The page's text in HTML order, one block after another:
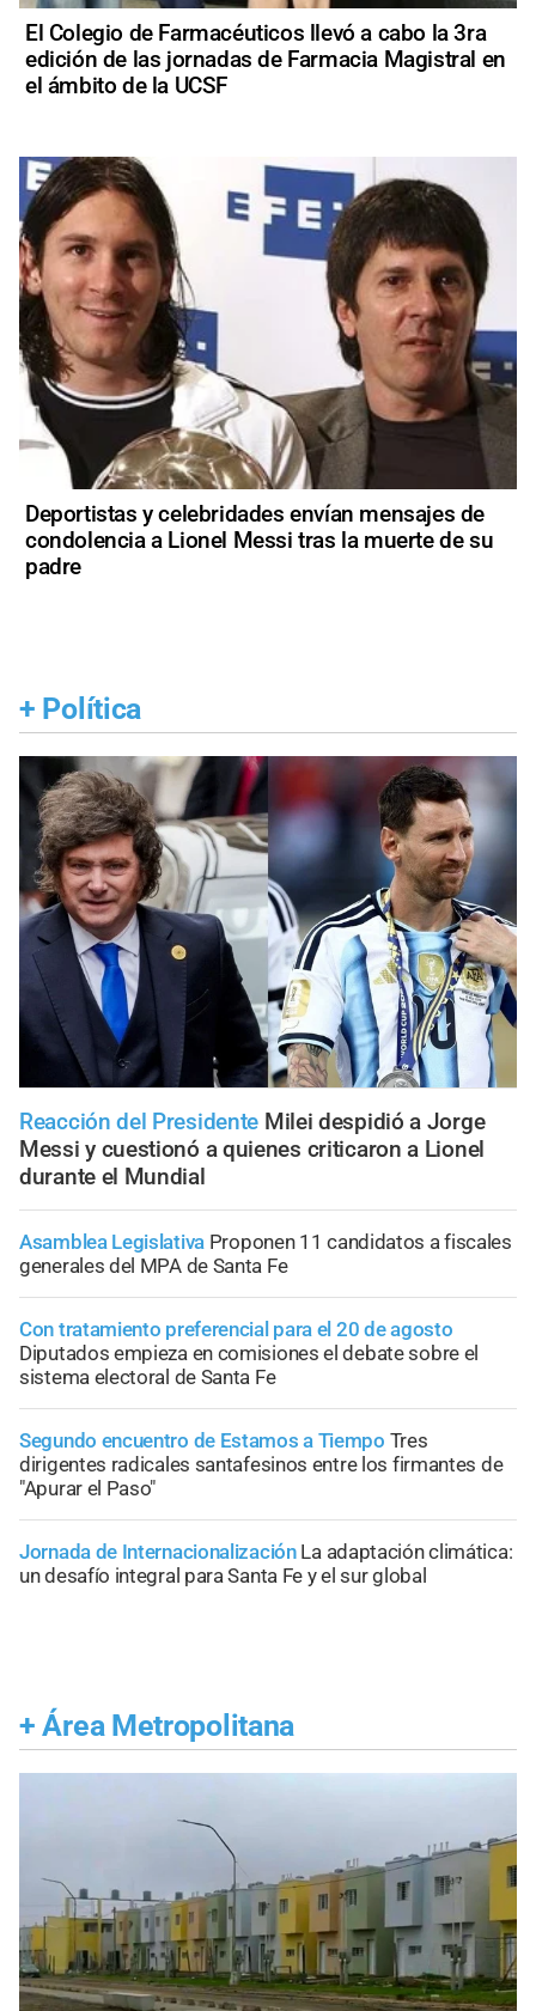
El Colegio de Farmacéuticos llevó a cabo la 3ra
edición de las jornadas de Farmacia Magistral en
el ámbito de la UCSF
Deportistas y celebridades envían mensajes de
condolencia a Lionel Messi tras la muerte de su
padre
+ Política
Reacción del Presidente Milei despidió a Jorge
Messi y cuestionó a quienes criticaron a Lionel
durante el Mundial
Asamblea Legislativa Proponen 11 candidatos a fiscales
generales del MPA de Santa Fe
Con tratamiento preferencial para el 20 de agosto
Diputados empieza en comisiones el debate sobre el
sistema electoral de Santa Fe
Segundo encuentro de Estamos a Tiempo Tres
dirigentes radicales santafesinos entre los firmantes de
"Apurar el Paso"
Jornada de Internacionalización La adaptación climática:
un desafío integral para Santa Fe y el sur global
+ Área Metropolitana